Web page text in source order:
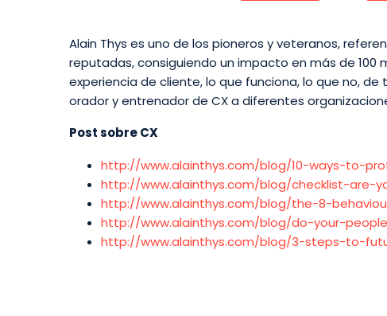
Alain Thys es uno de los pioneros y veteranos,
reputadas, consiguiendo un impacto en más de 100
experiencia de cliente, lo que funciona, lo que no,
orador y entrenador de CX a diferentes
Post sobre CX
http://www.alainthys.com/blog/10-ways-to-
http://www.alainthys.com/blog/checklist-are-
http://www.alainthys.com/blog/the-8-
http://www.alainthys.com/blog/do-your-
http://www.alainthys.com/blog/3-steps-to-